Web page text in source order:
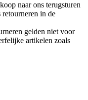
naar ons terugsturen
retourneren in de
gelden niet voor
artikelen zoals